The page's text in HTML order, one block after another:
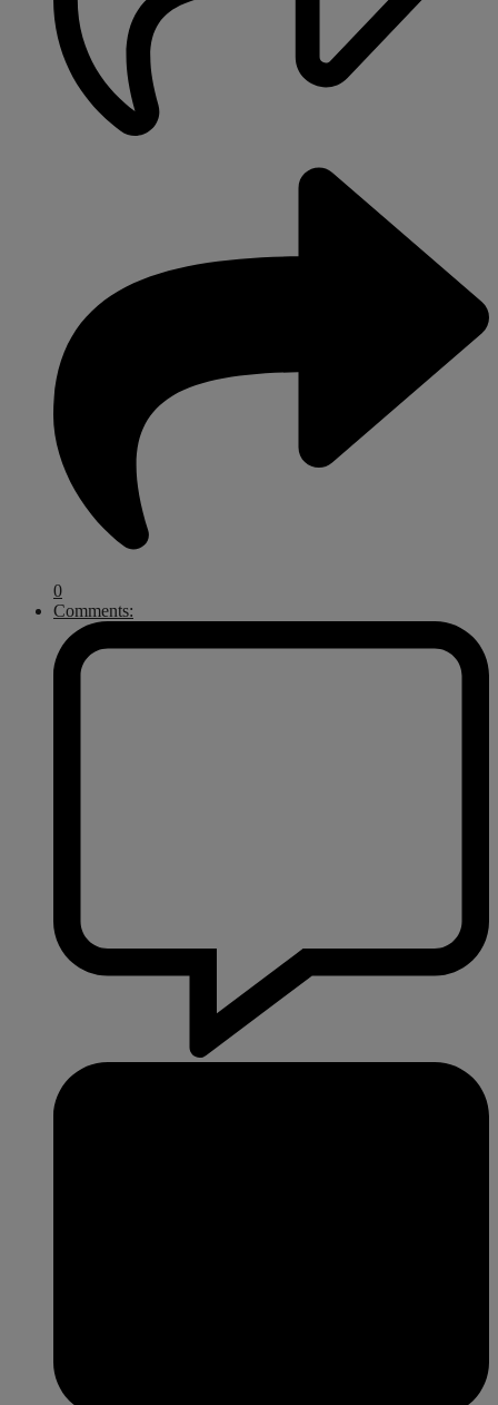
0
Comments: